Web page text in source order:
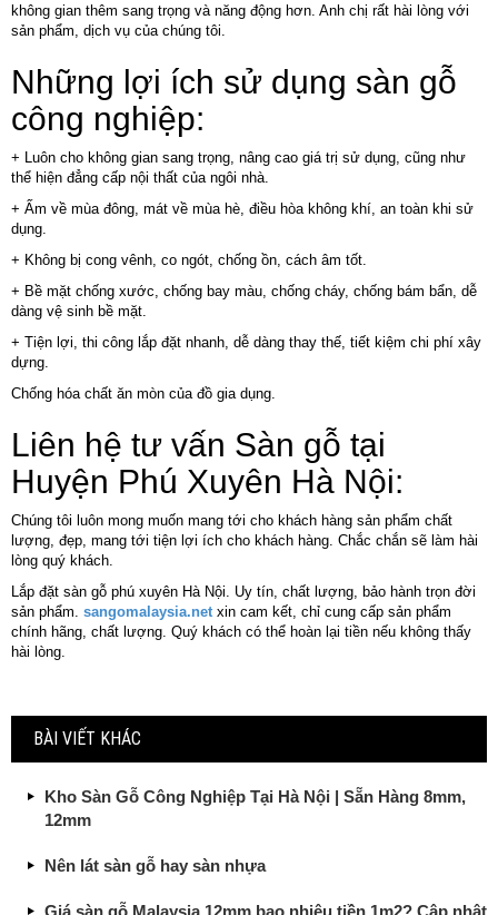
không gian thêm sang trọng và năng động hơn. Anh chị rất hài lòng với
sản phẩm, dịch vụ của chúng tôi.
Những lợi ích sử dụng sàn gỗ
công nghiệp:
+ Luôn cho không gian sang trọng, nâng cao giá trị sử dụng, cũng như
thể hiện đẳng cấp nội thất của ngôi nhà.
+ Ấm về mùa đông, mát về mùa hè, điều hòa không khí, an toàn khi sử
dụng.
+ Không bị cong vênh, co ngót, chống ồn, cách âm tốt.
+ Bề mặt chống xước, chống bay màu, chống cháy, chống bám bẩn, dễ
dàng vệ sinh bề mặt.
+ Tiện lợi, thi công lắp đặt nhanh, dễ dàng thay thế, tiết kiệm chi phí xây
dựng.
Chống hóa chất ăn mòn của đồ gia dụng.
Liên hệ tư vấn Sàn gỗ tại
Huyện Phú Xuyên Hà Nội:
Chúng tôi luôn mong muốn mang tới cho khách hàng sản phẩm chất
lượng, đẹp, mang tới tiện lợi ích cho khách hàng. Chắc chắn sẽ làm hài
lòng quý khách.
Lắp đặt sàn gỗ phú xuyên Hà Nội. Uy tín, chất lượng, bảo hành trọn đời
sản phẩm. sangomalaysia.netxin cam kết, chỉ cung cấp sản phẩm
chính hãng, chất lượng. Quý khách có thể hoàn lại tiền nếu không thấy
hài lòng.
BÀI VIẾT KHÁC
Kho Sàn Gỗ Công Nghiệp Tại Hà Nội | Sẵn Hàng 8mm,
12mm
Nên lát sàn gỗ hay sàn nhựa
Giá sàn gỗ Malaysia 12mm bao nhiêu tiền 1m2? Cập nhật